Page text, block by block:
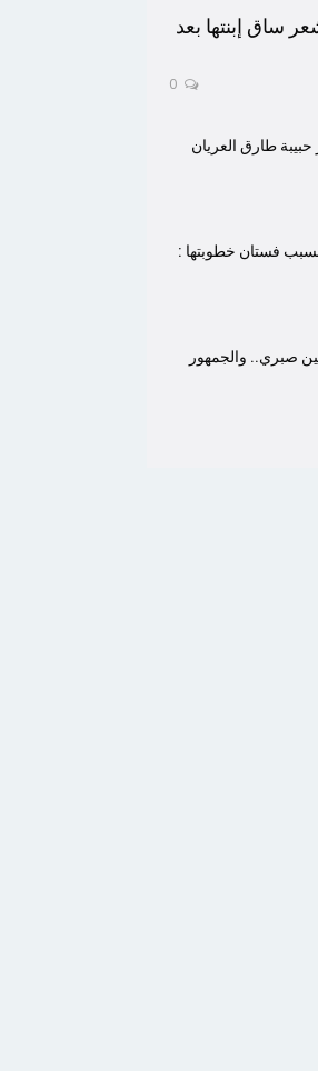
ساق إبنتها بعد
طارق العريان
بسبب فستان خطوبتها :
صبري.. والجمهور